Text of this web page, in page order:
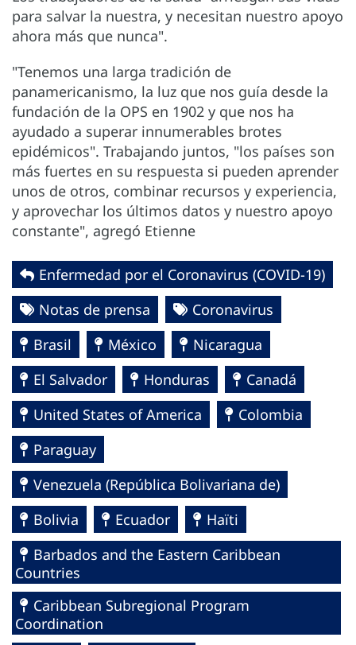
para salvar la nuestra, y necesitan nuestro apoyo
ahora más que nunca".
"Tenemos una larga tradición de
panamericanismo, la luz que nos guía desde la
fundación de la OPS en 1902 y que nos ha
ayudado a superar innumerables brotes
epidémicos". Trabajando juntos, "los países son
más fuertes en su respuesta si pueden aprender
unos de otros, combinar recursos y experiencia,
y aprovechar los últimos datos y nuestro apoyo
constante", agregó Etienne
Enfermedad por el Coronavirus ‎‎(COVID-19)‎
Notas de prensa
Coronavirus
Brasil
México
Nicaragua
El Salvador
Honduras
Canadá
United States of America
Colombia
Paraguay
Venezuela (República Bolivariana de)
Bolivia
Ecuador
Haïti
Barbados and the Eastern Caribbean
Countries
Caribbean Subregional Program
Coordination